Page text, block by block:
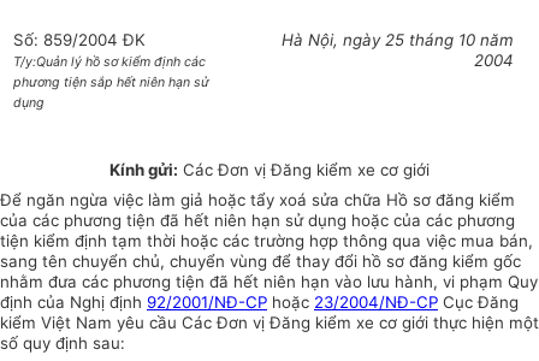
Số: 859/2004 ĐK
T/y:Quản lý hồ sơ kiểm định các
phương tiện sắp hết niên hạn sử
dụng
Hà Nội, ngày 25 tháng 10 năm
2004
Kính gửi: Các Đơn vị Đăng kiểm xe cơ giới
Để ngăn ngừa việc làm giả hoặc tẩy xoá sửa chữa Hồ sơ đăng kiểm
của các phương tiện đã hết niên hạn sử dụng hoặc của các phương
tiện kiểm định tạm thời hoặc các trường hợp thông qua việc mua bán,
sang tên chuyển chủ, chuyển vùng để thay đổi hồ sơ đăng kiểm gốc
nhằm đưa các phương tiện đã hết niên hạn vào lưu hành, vi phạm Quy
định của Nghị định 92/2001/NĐ-CP hoặc 23/2004/NĐ-CP Cục Đăng
kiểm Việt Nam yêu cầu Các Đơn vị Đăng kiểm xe cơ giới thực hiện một
số quy định sau: